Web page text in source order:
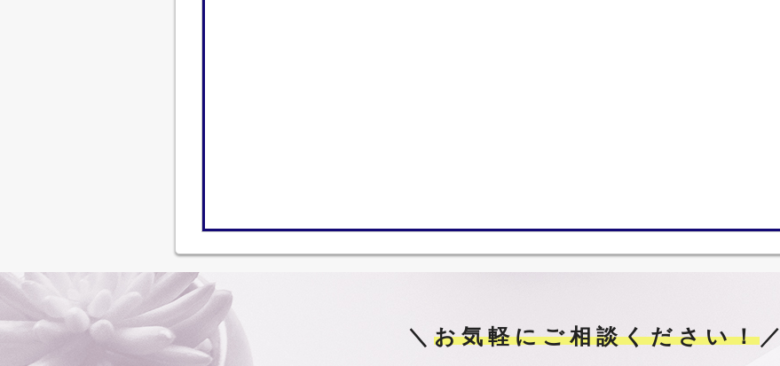
＼ お気軽にご相談ください！／